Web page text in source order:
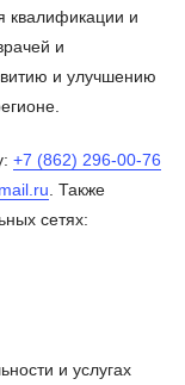
квалификации и
и
и улучшению
+7 (862) 296-00-76
. Также
сетях:
и услугах